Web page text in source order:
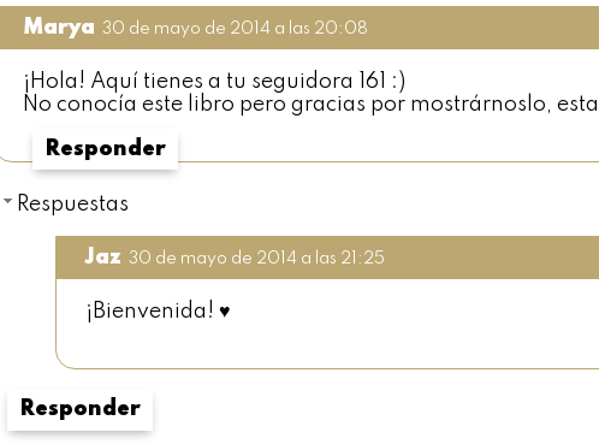
Marya 30 de mayo de 2014 a las 20:08
¡Hola! Aquí tienes a tu seguidora 161 :)
No conocía este libro pero gracias por mostrárnoslo,
Responder
Respuestas
Jaz 30 de mayo de 2014 a las 21:25
¡Bienvenida! ♥
Responder